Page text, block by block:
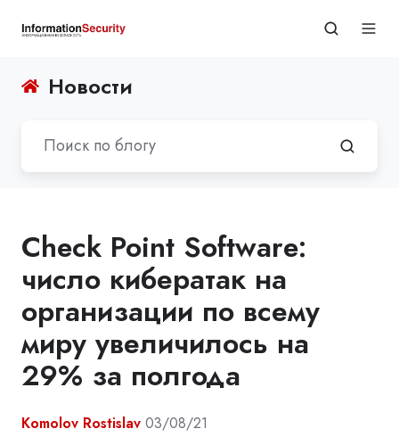
Новости
Check Point Software:
число кибератак на
организации по всему
миру увеличилось на
29% за полгода
Komolov Rostislav 03/08/21